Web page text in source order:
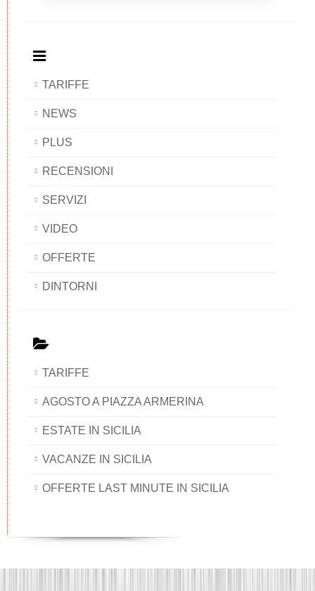
TARIFFE
NEWS
PLUS
RECENSIONI
SERVIZI
VIDEO
OFFERTE
DINTORNI
TARIFFE
AGOSTO A PIAZZA ARMERINA
ESTATE IN SICILIA
VACANZE IN SICILIA
OFFERTE LAST MINUTE IN SICILIA